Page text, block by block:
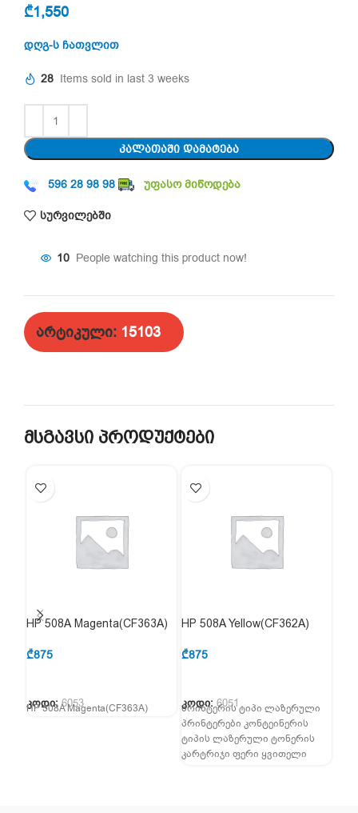
₾1,550
დღგ-ს ჩათვლით
28 Items sold in last 3 weeks
ᲙᲐᲚᲐᲗᲐᲨᲘ ᲓᲐᲛᲐᲢᲔᲑᲐ
596 28 98 98 უფასო მიწოდება
სურვილებში
10 People watching this product now!
არტიკული: 15103
მსგავსი პროდუქტები
HP 508A Magenta(CF363A)
₾875
კოდი:6053
HP 508A Magenta(CF363A)
HP 508A Yellow(CF362A)
₾875
კოდი:6051
პრინტერის ტიპი ლაზერული
პრინტერები კონტეინერის
ტიპის ლაზერული ტონერის
კარტრიჯი ფერი ყვითელი